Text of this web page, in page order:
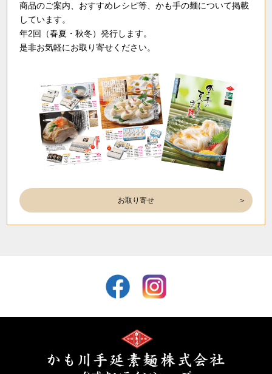
商品のご案内、おすすめレシピ等、かも手の麺について掲載
しています。
年2回（春夏・秋冬）発行します。
是非お気軽にお取り寄せください。
お取り寄せ